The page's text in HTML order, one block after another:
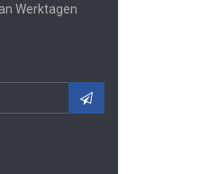
Werktagen